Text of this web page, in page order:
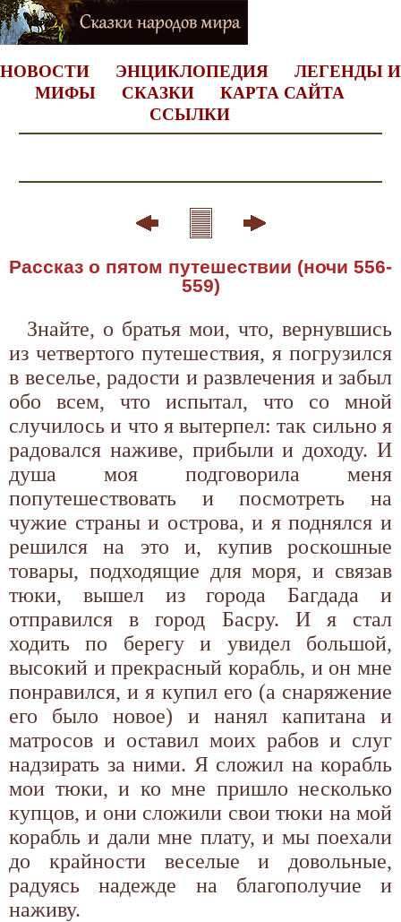
НОВОСТИ ЭНЦИКЛОПЕДИЯ
ЛЕГЕНДЫ И
МИФЫ
СКАЗКИ
КАРТА САЙТА
ССЫЛКИ
Рассказ о пятом путешествии (ночи 556-
559)
Знайте, о братья мои, что, вернувшись
из четвертого путешествия, я погрузился
в веселье, радости и развлечения и забыл
обо всем, что испытал, что со мной
случилось и что я вытерпел: так сильно я
радовался наживе, прибыли и доходу. И
душа моя подговорила меня
попутешествовать и посмотреть на
чужие страны и острова, и я поднялся и
решился на это и, купив роскошные
товары, подходящие для моря, и связав
тюки, вышел из города Багдада и
отправился в город Басру. И я стал
ходить по берегу и увидел большой,
высокий и прекрасный корабль, и он мне
понравился, и я купил его (а снаряжение
его было новое) и нанял капитана и
матросов и оставил моих рабов и слуг
надзирать за ними. Я сложил на корабль
мои тюки, и ко мне пришло несколько
купцов, и они сложили свои тюки на мой
корабль и дали мне плату, и мы поехали
до крайности веселые и довольные,
радуясь надежде на благополучие и
наживу.